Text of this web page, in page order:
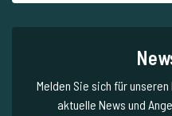
Melden Sie sich für
aktuelle News und